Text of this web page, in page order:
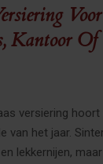
Voor
Kantoor
versiering
van het jaar.
lekkernijen,